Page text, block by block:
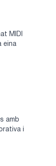
MIDI
eina
amb
i